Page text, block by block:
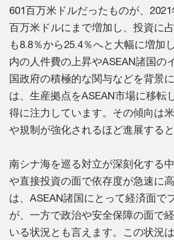
601百万米ドルだったものが、
百万米ドルにまで増加し、投資に
も8.8％から25.4％へと大幅に増加
内の人件費の上昇やASEAN諸国の
国政府の積極的な関与などを背景
は、生産拠点をASEAN市場に移転
得に注力しています。その傾向は
や規制が強化されるほど進展すると
南シナ海を巡る対立が深刻化する
や直接投資の面で依存度が急速に
は、ASEAN諸国にとって経済面で
が、一方で政治や安全保障の面で
いる状況とも言えます。この状況